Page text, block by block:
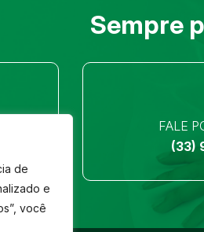
de
e
você
Sempre
FALE
(33)